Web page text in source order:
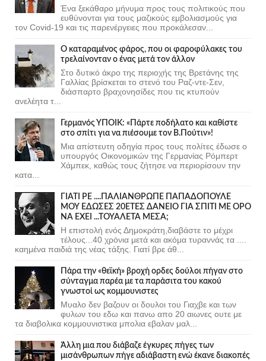
Ένα ξεκάθαρο μήνυμα προς τους πολιτικούς που
ευθύνονται για τους μαζικούς εμβολιασμούς για
τον Covid-19 και τις παρενέργειες που προκάλεσαν...
Ο καταραμένος φάρος, που οι φαροφύλακες του
τρελαίνονταν ο ένας μετά τον άλλον
Στο δυτικό άκρο της περιοχής της Βρετάνης της
Γαλλίας βρίσκεται το στενό του Ραζ-ντε-Σεν,
διάσπαρτο βραχονησίδες που τις κτυπούν
ανελέητα τ...
Γερμανός ΥΠΟΙΚ: «Πάρτε ποδήλατο και καθίστε
στο σπίτι για να πιέσουμε τον Β.Πούτιν»!
Μια απίστευτη οδηγία προς τους πολίτες έδωσε ο
υπουργός Οικονομικών της Γερμανίας Ρόμπερτ
Χάμπεκ, καθώς τους ζήτησε να περιορίσουν την
κατα...
ΓΙΑΤΙ ΡΕ ....ΠΑΛΙΑΝΘΡΩΠΕ ΠΑΠΑΔΟΠΟΥΛΕ
ΜΟΥ ΕΔΩΣΕΣ 20ΕΤΕΣ ΔΑΝΕΙΟ ΓΙΑ ΣΠΙΤΙ ΜΕ ΟΡΟ
ΝΑ ΕΧΕΙ ...ΤΟΥΑΛΕΤΑ ΜΕΣΑ;
Η επιστολή ενός Δημοκράτη,διαβάστε το μέχρι
τέλους...40 χρόνια μετά και ακόμα τυραννάς τα ....
καημένα παιδιά της νέας τάξης. Γιατί βρε άθ...
Πάρα την «θεϊκή» βροχή ορδες δούλοι πήγαν στο
σύνταγμα παρέα με τα παράσιτα του κακού
γνωστοί ως κομμουνιστες
Μυαλο δεν βαζουν οι δουλοι του Γιαχβε και των
φυλων του εδω και πανω απο 20 αιωνες ουτε με
τα διαβολικα κομμουνιστικα μπολια εβαλαν μαλ...
Άλλη μια που διάβαζε έγκυρες πήγες των
μισάνθρωπων πήγε αδιάβαστη ενώ έκανε διακοπές